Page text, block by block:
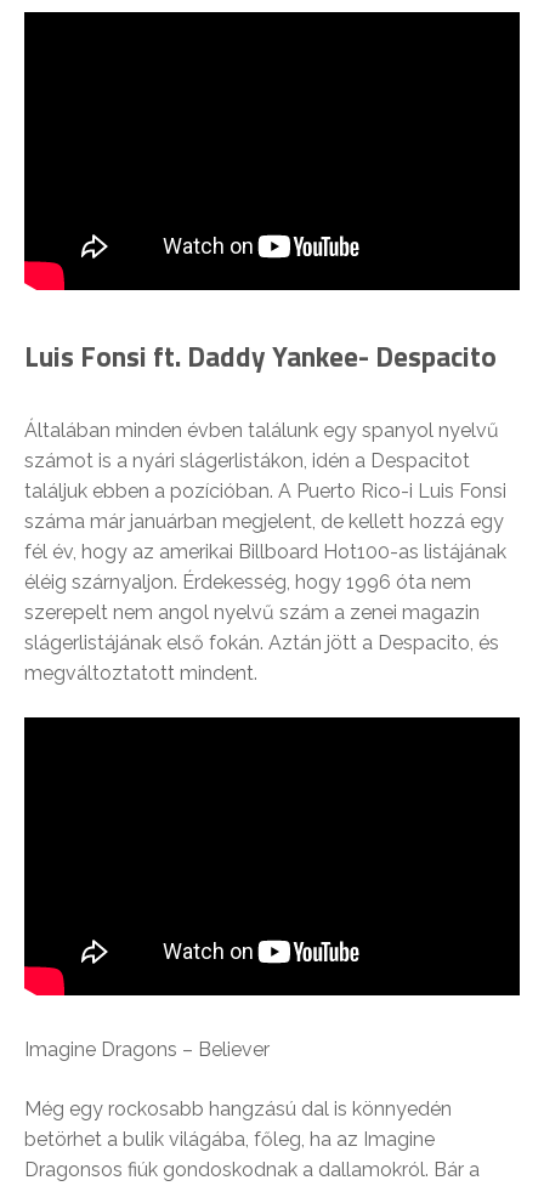
Luis Fonsi ft. Daddy Yankee- Despacito
Általában minden évben találunk egy spanyol nyelvű
számot is a nyári slágerlistákon, idén a Despacitot
találjuk ebben a pozícióban. A Puerto Rico-i Luis Fonsi
száma már januárban megjelent, de kellett hozzá egy
fél év, hogy az amerikai Billboard Hot100-as listájának
éléig szárnyaljon. Érdekesség, hogy 1996 óta nem
szerepelt nem angol nyelvű szám a zenei magazin
slágerlistájának első fokán. Aztán jött a Despacito, és
megváltoztatott mindent.
Imagine Dragons – Believer
Még egy rockosabb hangzású dal is könnyedén
betörhet a bulik világába, főleg, ha az Imagine
Dragonsos fiúk gondoskodnak a dallamokról. Bár a